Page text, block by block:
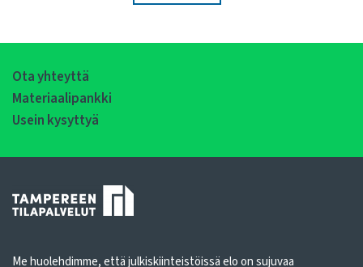
Ota yhteyttä
Materiaalipankki
Usein kysyttyä
Me huolehdimme, että julkiskiinteistöissä elo on sujuvaa